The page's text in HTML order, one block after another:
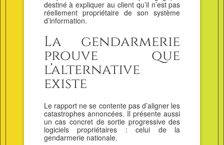
destiné à expliquer au client qu’il n’est pas
réellement propriétaire de son système
d’information.
La gendarmerie
prouve que
l’alternative
existe
Le rapport ne se contente pas d’aligner les
catastrophes annoncées. Il présente aussi
un cas concret de sortie progressive des
logiciels propriétaires : celui de la
gendarmerie nationale.